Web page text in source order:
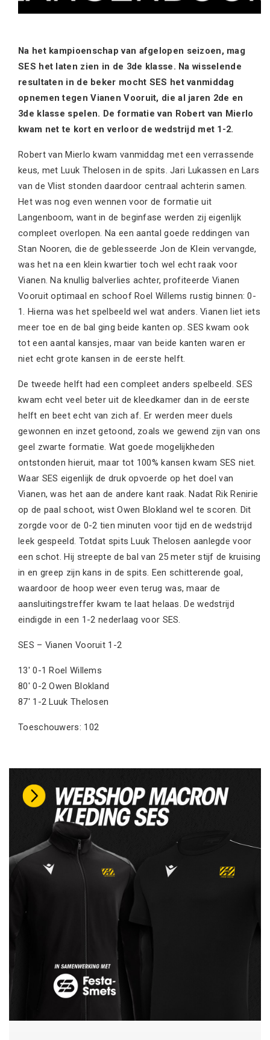
Na het kampioenschap van afgelopen seizoen, mag
SES het laten zien in de 3de klasse. Na wisselende
resultaten in de beker mocht SES het vanmiddag
opnemen tegen Vianen Vooruit, die al jaren 2de en
3de klasse spelen. De formatie van Robert van Mierlo
kwam net te kort en verloor de wedstrijd met 1-2.
Robert van Mierlo kwam vanmiddag met een verrassende
keus, met Luuk Thelosen in de spits. Jari Lukassen en Lars
van de Vlist stonden daardoor centraal achterin samen.
Het was nog even wennen voor de formatie uit
Langenboom, want in de beginfase werden zij eigenlijk
compleet overlopen. Na een aantal goede reddingen van
Stan Nooren, die de geblesseerde Jon de Klein vervangde,
was het na een klein kwartier toch wel echt raak voor
Vianen. Na knullig balverlies achter, profiteerde Vianen
Vooruit optimaal en schoof Roel Willems rustig binnen: 0-
1. Hierna was het spelbeeld wel wat anders. Vianen liet iets
meer toe en de bal ging beide kanten op. SES kwam ook
tot een aantal kansjes, maar van beide kanten waren er
niet echt grote kansen in de eerste helft.
De tweede helft had een compleet anders spelbeeld. SES
kwam echt veel beter uit de kleedkamer dan in de eerste
helft en beet echt van zich af. Er werden meer duels
gewonnen en inzet getoond, zoals we gewend zijn van ons
geel zwarte formatie. Wat goede mogelijkheden
ontstonden hieruit, maar tot 100% kansen kwam SES niet.
Waar SES eigenlijk de druk opvoerde op het doel van
Vianen, was het aan de andere kant raak. Nadat Rik Renirie
op de paal schoot, wist Owen Blokland wel te scoren. Dit
zorgde voor de 0-2 tien minuten voor tijd en de wedstrijd
leek gespeeld. Totdat spits Luuk Thelosen aanlegde voor
een schot. Hij streepte de bal van 25 meter stijf de kruising
in en greep zijn kans in de spits. Een schitterende goal,
waardoor de hoop weer even terug was, maar de
aansluitingstreffer kwam te laat helaas. De wedstrijd
eindigde in een 1-2 nederlaag voor SES.
SES – Vianen Vooruit 1-2
13′ 0-1 Roel Willems
80′ 0-2 Owen Blokland
87′ 1-2 Luuk Thelosen
Toeschouwers: 102